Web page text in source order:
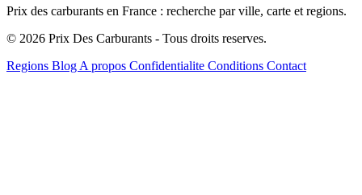
Prix des carburants en France : recherche par ville, carte et regions.
© 2026 Prix Des Carburants - Tous droits reserves.
Regions Blog A propos Confidentialite Conditions Contact